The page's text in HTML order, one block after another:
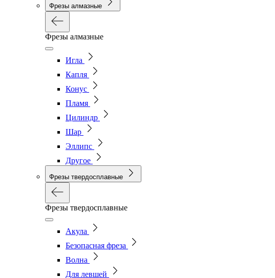
Фрезы алмазные
Фрезы алмазные
Игла
Капля
Конус
Пламя
Цилиндр
Шар
Эллипс
Другое
Фрезы твердосплавные
Фрезы твердосплавные
Акула
Безопасная фреза
Волна
Для левшей